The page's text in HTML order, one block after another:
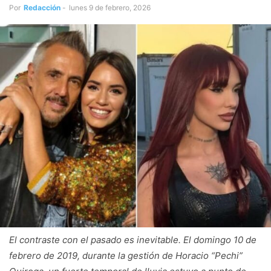
Por Redacción - lunes 9 de febrero, 2026
El contraste con el pasado es inevitable. El domingo 10 de
febrero de 2019, durante la gestión de Horacio “Pechi”